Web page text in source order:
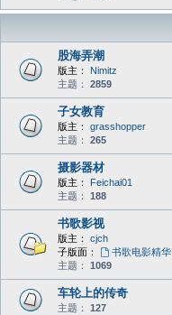
股海弄潮
版主：
Nimitz
主题： 2859
子女教育
版主：
grasshopper
主题： 265
摄影器材
版主：
Feichai01
主题： 188
书歌影视
版主：
cjch
子版面：
书歌电影精华
主题： 1069
车轮上的传奇
主题： 127